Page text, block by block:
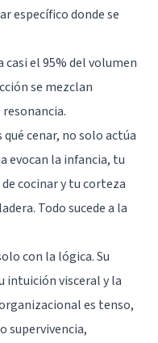
específico donde se
casi el 95% del volumen
se mezclan
qué cenar, no solo actúa
evocan la infancia, tu
cocinar y tu corteza
Todo sucede a la
con la lógica. Su
intuición visceral y la
es tenso,
supervivencia,